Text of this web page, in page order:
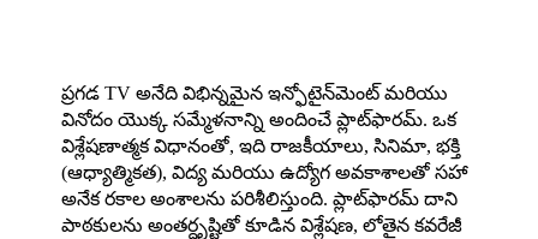
ప్రగడ TV అనేది విభిన్నమైన ఇన్ఫోటైన్‌మెంట్ మరియు
వినోదం యొక్క సమ్మేళనాన్ని అందించే ప్లాట్‌ఫారమ్. ఒక
విశ్లేషణాత్మక విధానంతో, ఇది రాజకీయాలు, సినిమా, భక్తి
(ఆధ్యాత్మికత), విద్య మరియు ఉద్యోగ అవకాశాలతో సహా
అనేక రకాల అంశాలను పరిశీలిస్తుంది. ప్లాట్‌ఫారమ్ దాని
పాఠకులను అంతర్దృష్టితో కూడిన విశ్లేషణ, లోతైన కవరేజీ